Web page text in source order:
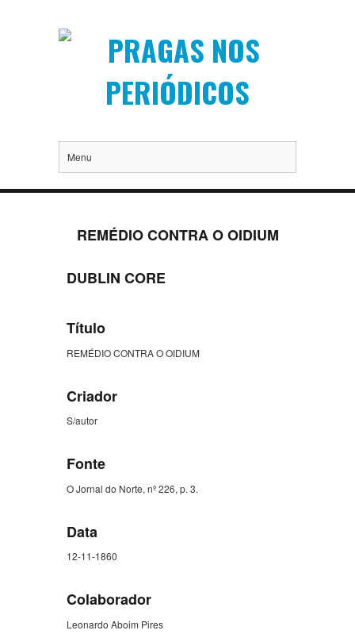
Menu
REMÉDIO CONTRA O OIDIUM
DUBLIN CORE
Título
REMÉDIO CONTRA O OIDIUM
Criador
S/autor
Fonte
O Jornal do Norte, nº 226, p. 3.
Data
12-11-1860
Colaborador
Leonardo Aboim Pires